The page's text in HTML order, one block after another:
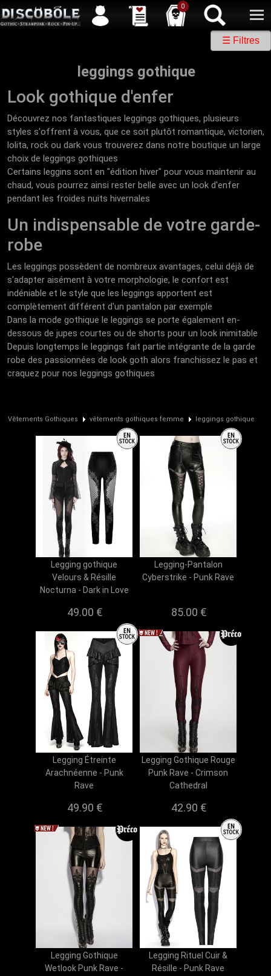
0
Service client 04 50 26 57 88 Newsletter | | Facebook
☰ Filtres
leggings gothique
Look gothique d'enfer
Découvrez nos fantastiques leggings gothiques, plusieurs
styles s'offrent à vous, que ce soit plutôt romantique, victorien,
lolita, rock ou dark vous trouverez dans notre boutique un large
choix de leggings gothiques
Certains leggins sont en "édition hiver" pour vous maintenir au
chaud, vous pourrez ainsi rester belle avec un look d'enfer
pendant les froides nuits hivernales
Un indispensable de votre garde-
robe
Les leggings possèdent de nombreux avantages, celui déjà de
s'adapter aisément à votre morphologie, le confort est
indéniable et le style que les leggings apportent est
complètement différent d'un pantalon par exemple
Dans la mode gothique le leggings se porte également en-
dessous de jupes courtes ou de shorts pour un look inimitable
Depuis longtemps le leggings fait partie intégrante de la garde
robe des passionnées de look goth alors franchissez le pas et
craquez pour nos leggings gothiques
Vêtements Gothiques vêtements gothiques femme leggings gothique
Legging gothique
Velours & Résille
Nocturna - Dark in Love
49.00 €
Legging-Pantalon
Cyberstrike - Punk Rave
85.00 €
Legging Étreinte
Arachnéenne - Punk
Rave
49.90 €
Legging Gothique Rouge
Punk Rave - Crimson
Cathedral
42.90 €
Legging Gothique
Wetlook Punk Rave -
Legging Rituel Cuir &
Résille - Punk Rave